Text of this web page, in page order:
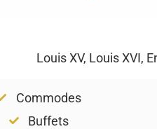
Louis XV, Louis XVI,
Commodes
Buffets